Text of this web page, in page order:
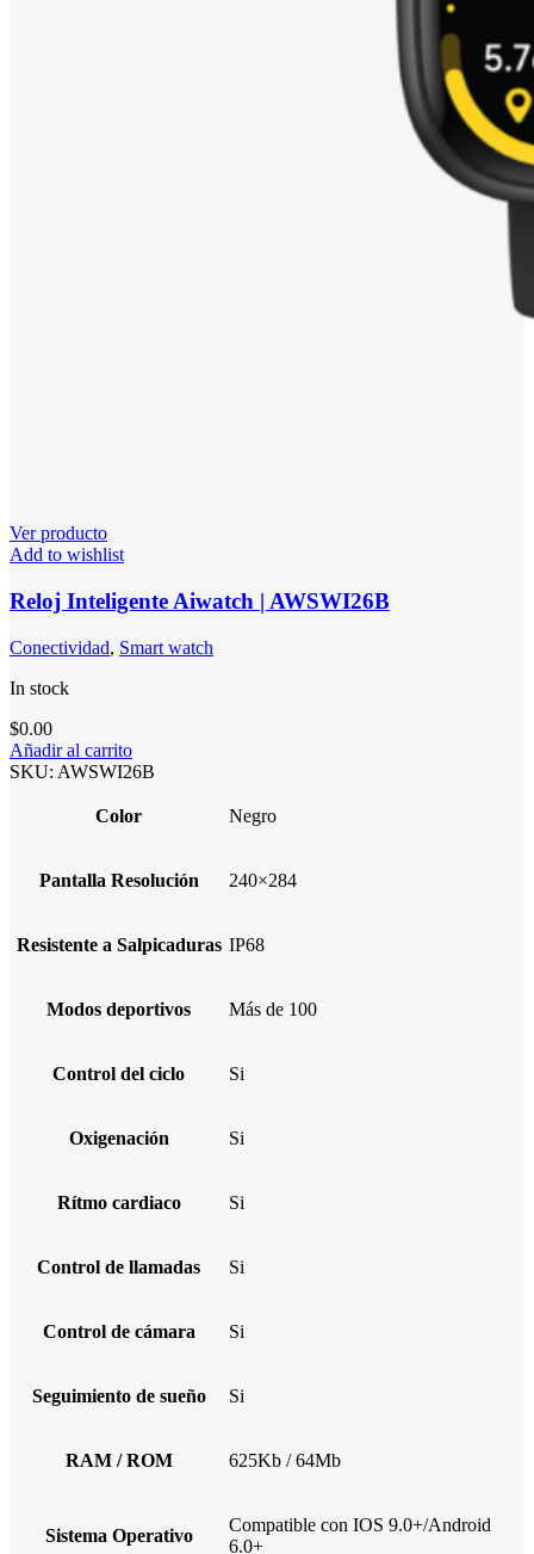
Ver producto
Add to wishlist
Reloj Inteligente Aiwatch | AWSWI26B
Conectividad, Smart watch
In stock
$0.00
Añadir al carrito
SKU: AWSWI26B
Color Negro
Pantalla Resolución 240×284
Resistente a Salpicaduras IP68
Modos deportivos Más de 100
Control del ciclo Si
Oxigenación Si
Rítmo cardiaco Si
Control de llamadas Si
Control de cámara Si
Seguimiento de sueño Si
RAM / ROM 625Kb / 64Mb
Sistema Operativo
Compatible con IOS 9.0+/Android
6.0+